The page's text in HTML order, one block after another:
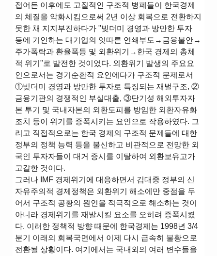
접어든 이후에도 고질적인 구조적 병폐들이 한국경제
의 체질을 악화시킴으로써 2년 이상 회복으로 전환하지
못한 채 지지부진하다가 "빚더미 경영과 방만한 투자
등에 기인하는 대기업의 잇따른 연쇄부도→금융불안→
주가폭락과 환율폭등 및 외환위기→한국 경제의 총체
적 위기"로 발전한 것이었다. 외환위기 발생의 주요요
인으로서는 경기순환적 요인에다가 구조적 문제로서
①빚더미 경영과 방만한 투자로 특징되는 재벌구조, ②
금융기관의 경쟁적인 부실대출, ③단기성 해외투자자
본 투기 및 국내자본의 외환도피를 방임한 외환자유화
조치 등이 위기를 증폭시키는 요인으로 작용하였다. 그
리고 직접적으로는 한국 경제의 구조적 문제들에 대한
정부의 정책 능력 등을 불신하고 비관적으로 전망한 외
국인 투자자들이 대거 증시를 이탈하여 외환보유고가
고갈한 것이다.
그러나 IMF 경제위기에 대응하면서 김대중 정부의 신
자유주의적 경제정책은 외환위기 해소에만 중점을 두
어서 구조적 공황의 원인을 적극적으로 해소하는 것이
아니라 경제위기를 재발시킬 요소를 오히려 증폭시켰
다. 이러한 정책적 방향 때문에 한국경제는 1998년 3/4
분기 이래의 회복국면에서 이제 다시 급속히 불황으로
전환될 상황이다. 여기에서는 국내외의 여러 변수들을